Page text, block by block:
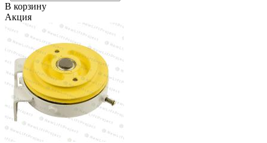
В корзину
Акция